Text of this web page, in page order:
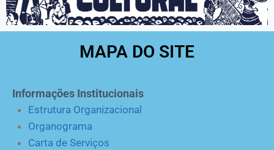
MAPA DO SITE
Informações Institucionais
Estrutura Organizacional
Organograma
Carta de Serviços